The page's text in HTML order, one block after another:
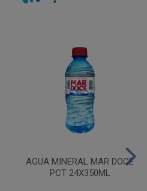
AGUA MINERAL MAR DOCE
PCT 24X350ML